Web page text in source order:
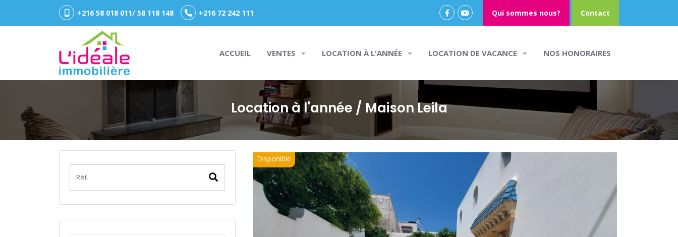
+216 58 018 011/ 58 118 148 +216 72 242 111 Qui sommes nous? Contact
ACCUEIL VENTES LOCATION À L'ANNÉE LOCATION DE VACANCE NOS HONORAIRES
Location à l'année / Maison Leila
Disponible